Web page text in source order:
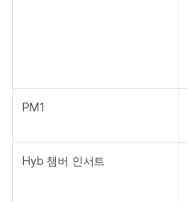
PM1
Hyb 챔버 인서트